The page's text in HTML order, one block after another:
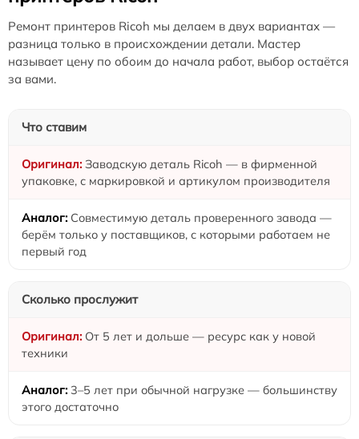
Ремонт принтеров Ricoh мы делаем в двух вариантах —
разница только в происхождении детали. Мастер
называет цену по обоим до начала работ, выбор остаётся
за вами.
Что ставим
Заводскую деталь Ricoh — в фирменной
упаковке, с маркировкой и артикулом производителя
Совместимую деталь проверенного завода —
берём только у поставщиков, с которыми работаем не
первый год
Сколько прослужит
От 5 лет и дольше — ресурс как у новой
техники
3–5 лет при обычной нагрузке — большинству
этого достаточно